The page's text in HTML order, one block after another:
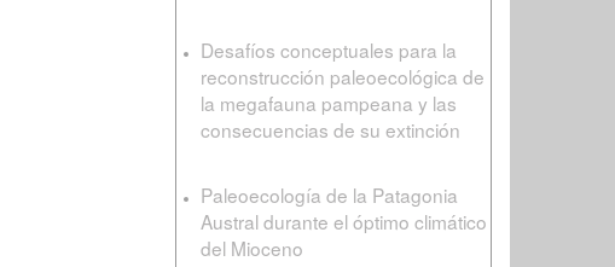
Desafíos conceptuales para la
reconstrucción paleoecológica de
la megafauna pampeana y las
consecuencias de su extinción
Paleoecología de la Patagonia
Austral durante el óptimo climático
del Mioceno